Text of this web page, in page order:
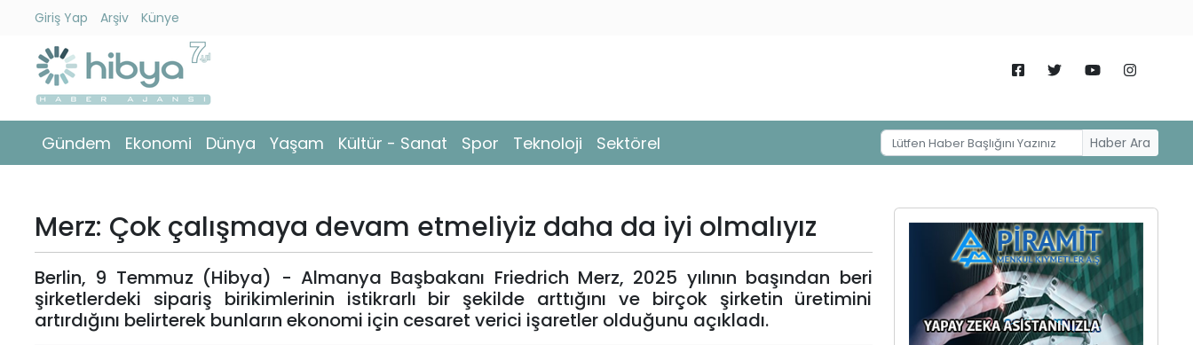
Giriş Yap Arşiv Künye
Gündem Ekonomi Dünya Yaşam Kültür - Sanat Spor Teknoloji Sektörel Haber Ara
Gündem
Ekonomi
Yaşam
Kültür
Sanat
Merz: Çok çalışmaya devam etmeliyiz daha da iyi olmalıyız
Berlin, 9 Temmuz (Hibya) - Almanya Başbakanı Friedrich Merz, 2025 yılının başından beri
şirketlerdeki sipariş birikimlerinin istikrarlı bir şekilde arttığını ve birçok şirketin üretimini
artırdığını belirterek bunların ekonomi için cesaret verici işaretler olduğunu açıkladı.